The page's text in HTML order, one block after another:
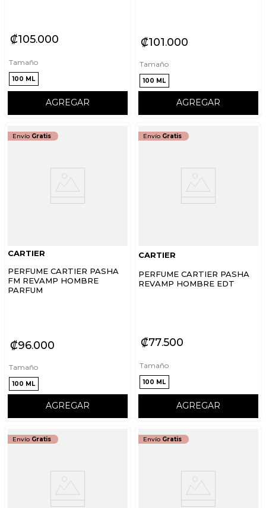
₡105000
Tamaño
100 ML
AGREGAR
₡101 000
Tamaño
100 ML
AGREGAR
Envío Gratis
CARTIER
PERFUME CARTIER PASHA
FM REVAMP HOMBRE
PARFUM
₡96000
Tamaño
100 ML
AGREGAR
Envío Gratis
CARTIER
PERFUME CARTIER PASHA
REVAMP HOMBRE EDT
₡77500
Tamaño
100 ML
AGREGAR
Envío Gratis Envío Gratis